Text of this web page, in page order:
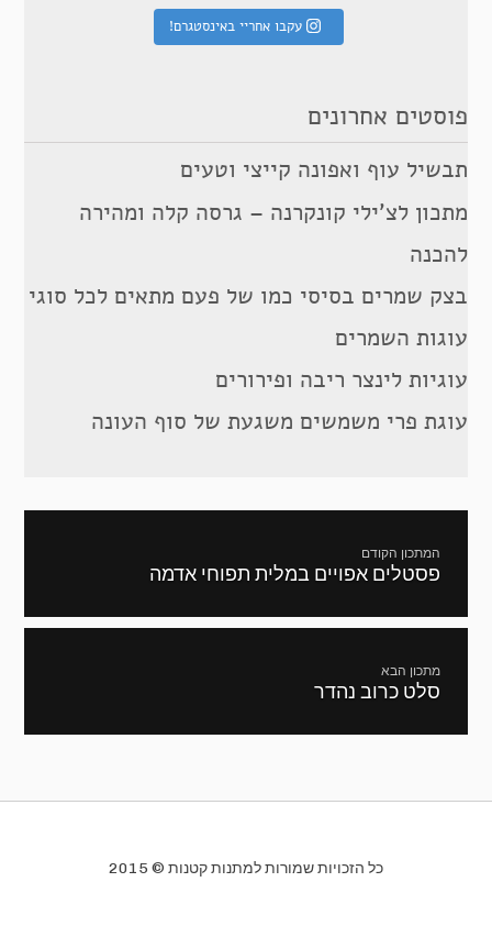
עקבו אחריי באינסטגרם!
פוסטים אחרונים
תבשיל עוף ואפונה קייצי וטעים
מתכון לצ’ילי קונקרנה – גרסה קלה ומהירה
להכנה
בצק שמרים בסיסי כמו של פעם מתאים לכל סוגי
עוגות השמרים
עוגיות לינצר ריבה ופירורים
עוגת פרי משמשים משגעת של סוף העונה
המתכון הקודם
מתכון
פסטלים אפויים במלית תפוחי אדמה
מתכון הבא
המתכון
סלט כרוב נהדר
כל הזכויות שמורות למתנות קטנות © 2015